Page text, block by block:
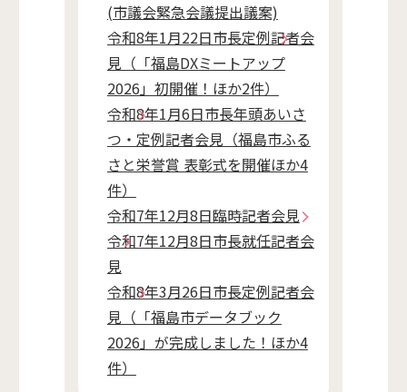
(市議会緊急会議提出議案)
令和8年1月22日市長定例記者会
見（「福島DXミートアップ
2026」初開催！ほか2件）
令和8年1月6日市長年頭あいさ
つ・定例記者会見（福島市ふる
さと栄誉賞 表彰式を開催ほか4
件）
令和7年12月8日臨時記者会見
令和7年12月8日市長就任記者会
見
令和8年3月26日市長定例記者会
見（「福島市データブック
2026」が完成しました！ほか4
件）